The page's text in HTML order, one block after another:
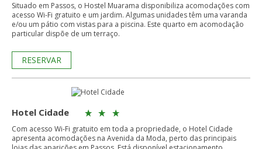
Situado em Passos, o Hostel Muarama disponibiliza acomodações com
acesso Wi-Fi gratuito e um jardim. Algumas unidades têm uma varanda
e/ou um pátio com vistas para a piscina. Este quarto em acomodação
particular dispõe de um terraço.
RESERVAR
Hotel Cidade
Com acesso Wi-Fi gratuito em toda a propriedade, o Hotel Cidade
apresenta acomodações na Avenida da Moda, perto das principais